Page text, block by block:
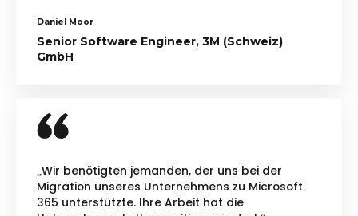
Daniel Moor
Senior Software Engineer, 3M (Schweiz)
GmbH
„Wir benötigten jemanden, der uns bei der
Migration unseres Unternehmens zu Microsoft
365 unterstützte. Ihre Arbeit hat die